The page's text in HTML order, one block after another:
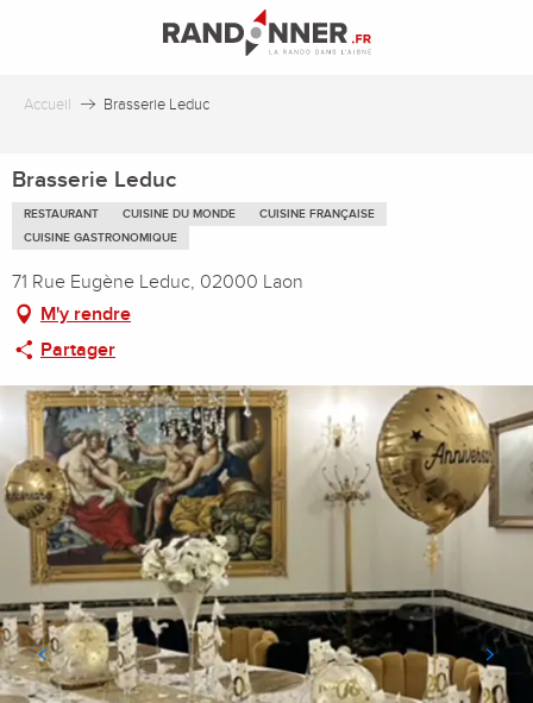
principal
Accueil Brasserie Leduc
Brasserie Leduc
RESTAURANT CUISINE DU MONDE
CUISINE FRANÇAISE
CUISINE GASTRONOMIQUE
71 Rue Eugène Leduc, 02000 Laon
M'y rendre
Partager